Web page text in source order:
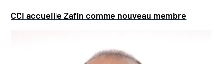
CCI accueille Zafin comme nouveau membre